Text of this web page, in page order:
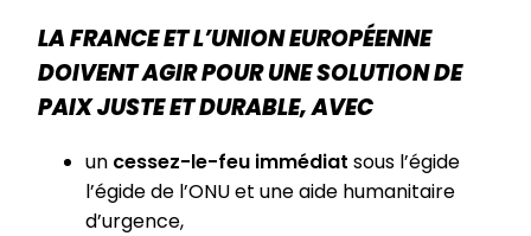
LA FRANCE ET L’UNION EUROPÉENNE
DOIVENT AGIR POUR UNE SOLUTION DE
PAIX JUSTE ET DURABLE, AVEC
un cessez-le-feu immédiat sous l’égide
l’égide de l’ONU et une aide humanitaire
d’urgence,